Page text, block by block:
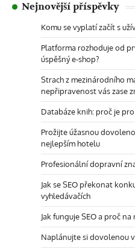
Nejnovější příspěvky
Komu se vyplatí začít s
Platforma rozhoduje od
úspěšný e-shop?
Strach z mezinárodního
nepřipravenost vás zase
Databáze knih: proč je
Prožijte úžasnou
nejlepším hotelu
Profesionální dopravní
Jak se SEO překonat
vyhledávačích
Jak funguje SEO a proč na
Naplánujte si dovolenou